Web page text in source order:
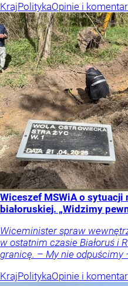
KrajPolitykaOpinie i
Wiceszef MSWiA o
białoruskiej. „Widzimy
Wiceminister spraw
w ostatnim czasie Białoruś i
granicę. – My nie odpuścimy
KrajPolitykaOpinie i